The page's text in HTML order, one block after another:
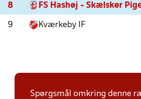
8 FS Hashøj - Skælskør
9 Kværkeby IF
Spørgsmål omkring denne